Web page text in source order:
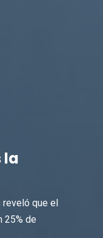
la
reveló que el
25% de